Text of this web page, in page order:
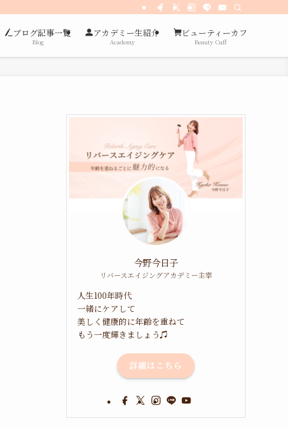
ブログ記事一覧
Blog
アカデミー生紹介
Academy
ビューティーカフ
Beauty Cuff
今野今日子
リバースエイジングアカデミー主宰
人生100年時代
一緒にケアして
美しく健康的に年齢を重ねて
もう一度輝きましょう♫
詳細はこちら